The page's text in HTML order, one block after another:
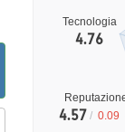
Tecnologia
4.76
4.57 / 0.09